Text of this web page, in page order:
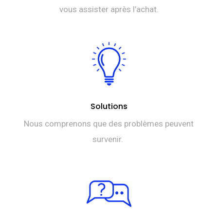
vous assister après l’achat.
Solutions
Nous comprenons que des problèmes peuvent
survenir.